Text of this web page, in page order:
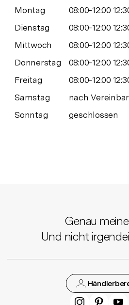
Montag
08:00-12:00
Dienstag
08:00-12:00
Mittwoch
08:00-12:00
Donnerstag
08:00-12:00
Freitag
08:00-12:00
Samstag
nach
Sonntag
geschlossen
Genau
Und nicht